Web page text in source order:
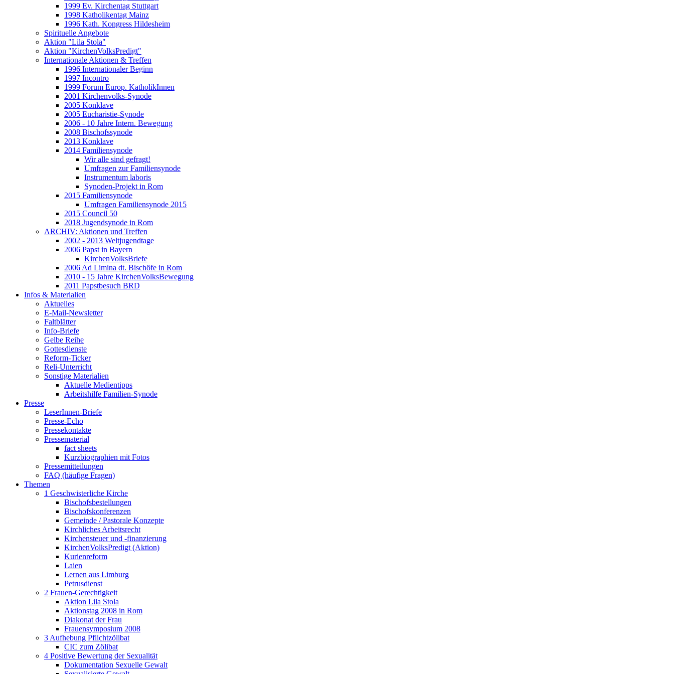
1999 Ev. Kirchentag Stuttgart
1998 Katholikentag Mainz
1996 Kath. Kongress Hildesheim
Spirituelle Angebote
Aktion "Lila Stola"
Aktion "KirchenVolksPredigt"
Internationale Aktionen & Treffen
1996 Internationaler Beginn
1997 Incontro
1999 Forum Europ. KatholikInnen
2001 Kirchenvolks-Synode
2005 Konklave
2005 Eucharistie-Synode
2006 - 10 Jahre Intern. Bewegung
2008 Bischofssynode
2013 Konklave
2014 Familiensynode
Wir alle sind gefragt!
Umfragen zur Familiensynode
Instrumentum laboris
Synoden-Projekt in Rom
2015 Familiensynode
Umfragen Familiensynode 2015
2015 Council 50
2018 Jugendsynode in Rom
ARCHIV: Aktionen und Treffen
2002 - 2013 Weltjugendtage
2006 Papst in Bayern
KirchenVolksBriefe
2006 Ad Limina dt. Bischöfe in Rom
2010 - 15 Jahre KirchenVolksBewegung
2011 Papstbesuch BRD
Infos & Materialien
Aktuelles
E-Mail-Newsletter
Faltblätter
Info-Briefe
Gelbe Reihe
Gottesdienste
Reform-Ticker
Reli-Unterricht
Sonstige Materialien
Aktuelle Medientipps
Arbeitshilfe Familien-Synode
Presse
LeserInnen-Briefe
Presse-Echo
Pressekontakte
Pressematerial
fact sheets
Kurzbiographien mit Fotos
Pressemitteilungen
FAQ (häufige Fragen)
Themen
1 Geschwisterliche Kirche
Bischofsbestellungen
Bischofskonferenzen
Gemeinde / Pastorale Konzepte
Kirchliches Arbeitsrecht
Kirchensteuer und -finanzierung
KirchenVolksPredigt (Aktion)
Kurienreform
Laien
Lernen aus Limburg
Petrusdienst
2 Frauen-Gerechtigkeit
Aktion Lila Stola
Aktionstag 2008 in Rom
Diakonat der Frau
Frauensymposium 2008
3 Aufhebung Pflichtzölibat
CIC zum Zölibat
4 Positive Bewertung der Sexualität
Dokumentation Sexuelle Gewalt